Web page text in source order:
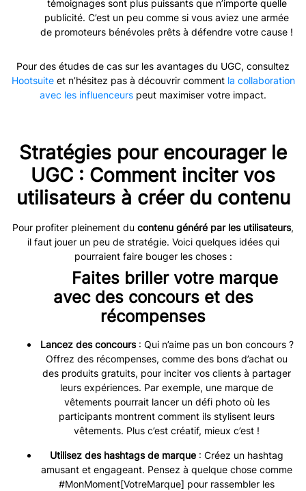
témoignages sont plus puissants que n’importe quelle
publicité. C’est un peu comme si vous aviez une armée
de promoteurs bénévoles prêts à défendre votre cause !
Pour des études de cas sur les avantages du UGC, consultez
Hootsuiteet n’hésitez pas à découvrir comment la collaboration
avec les influenceurs peut maximiser votre impact.
Stratégies pour encourager le
UGC : Comment inciter vos
utilisateurs à créer du contenu
Pour profiter pleinement du contenu généré par les utilisateurs,
il faut jouer un peu de stratégie. Voici quelques idées qui
pourraient faire bouger les choses :
Faites briller votre marque
avec des concours et des
récompenses
Lancez des concours: Qui n’aime pas un bon concours ?
Offrez des récompenses, comme des bons d’achat ou
des produits gratuits, pour inciter vos clients à partager
leurs expériences. Par exemple, une marque de
vêtements pourrait lancer un défi photo où les
participants montrent comment ils stylisent leurs
vêtements. Plus c’est créatif, mieux c’est !
Utilisez des hashtags de marque : Créez un hashtag
amusant et engageant. Pensez à quelque chose comme
#MonMoment[VotreMarque] pour rassembler les